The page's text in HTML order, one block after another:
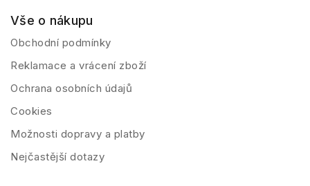
Vše o nákupu
Obchodní podmínky
Reklamace a vrácení zboží
Ochrana osobních údajů
Cookies
Možnosti dopravy a platby
Nejčastější dotazy